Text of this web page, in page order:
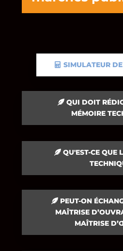
SIMULATEUR
QUI DOIT
MÉMOIRE
QU'EST-CE QUE
PEUT-ON
MAÎTRISE
MAÎTRISE